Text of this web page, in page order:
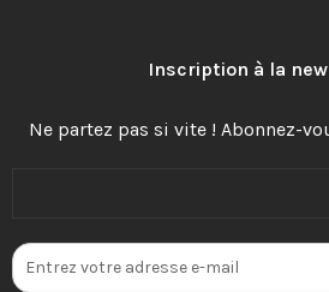
Inscription à la
Ne partez pas si vite ! Abonnez-